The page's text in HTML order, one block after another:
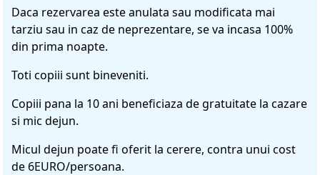
Daca rezervarea este anulata sau modificata mai
tarziu sau in caz de neprezentare, se va incasa 100%
din prima noapte.
Toti copiii sunt bineveniti.
Copiii pana la 10 ani beneficiaza de gratuitate la cazare
si mic dejun.
Micul dejun poate fi oferit la cerere, contra unui cost
de 6EURO/persoana.